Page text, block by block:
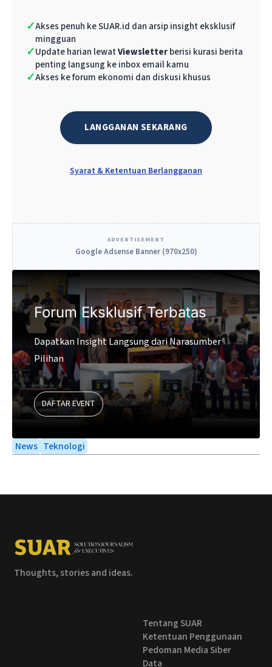
Indonesia kini menjadi magnet bagi
perusahaan teknologi dan startupartificial
intelligence(AI) global seperti Chat GPT dari
OpenAI, Gemini AI dari Google,Copilot dari
potensi pasar digital Indonesia yang massif
serta ketersediaan ekosistem digital di sektor
✓Akses penuh ke SUAR.id dan arsip insight eksklusif
mingguan
✓Update harian lewatViewsletterberisi kurasi berita
penting langsung ke inbox email kamu
✓Akses ke forum ekonomi dan diskusi khusus
LANGGANAN SEKARANG
Syarat & Ketentuan Berlangganan
ADVERTISEMENT
Google Adsense Banner (970x250)
Forum Eksklusif Terbatas
Dapatkan Insight Langsung dari Narasumber
Pilihan
DAFTAR EVENT
News Teknologi
Thoughts, stories and ideas.
Tentang SUAR
Ketentuan Penggunaan
Pedoman Media Siber
Data